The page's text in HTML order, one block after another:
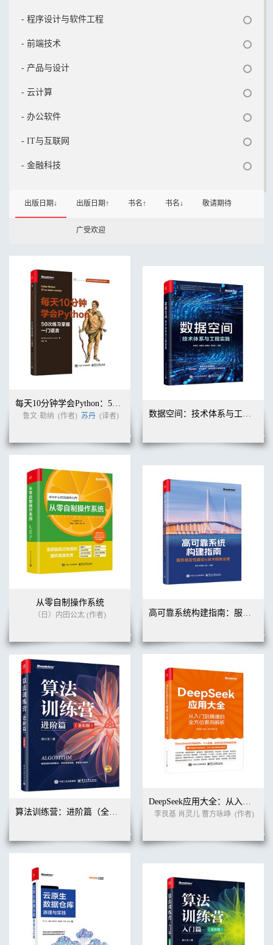
- 程序设计与软件工程
- 前端技术
- 产品与设计
- 云计算
- 办公软件
- IT与互联网
- 金融科技
出版日期↓ 出版日期↑ 书名↑ 书名↓ 敬请期待
广受欢迎
每天10分钟学会Python：50次练习掌握一门语言
鲁文·勒纳 (作者) 苏丹 (译者) 数据空间：技术体系与工程实践
从零自制操作系统
（日）内田公太 (作者) 高可靠系统构建指南：服务稳定性建设与技术债务治理
算法训练营：进阶篇（全彩版）
DeepSeek应用大全：从入门到精通的全方位案例解析
李艮基 肖灵儿 曹方咏峥 (作者)